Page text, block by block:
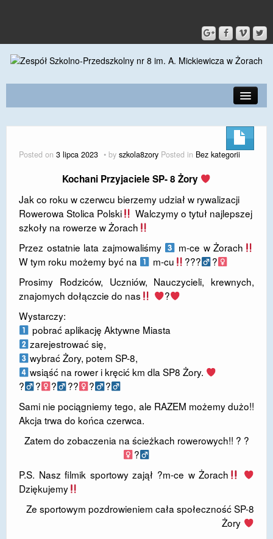
DLA RODZICÓW I UCZNIÓW
DLA PRACOWNIKÓW
GALERIA
SPORT
DOSTĘPNOŚĆ
POLITYKA PRYWATNOŚCI
RODO
EGZAMIN ÓSMOKLASISTY
STANDARDY OCHRONY MAŁOLETNICH
PROJEKT ,,SZKOŁY Z JAKOŚCIĄ – ROZWÓJ
KSZTAŁCENIA OGÓLNEGO NA TERENIE MIASTA
ŻORY”
REKRUTACJA 2026/2027
mLegitymacja
Posted on 3 lipca 2023 by szkola8zory Posted in Bez kategorii
Kochani Przyjaciele SP- 8 Żory
Jak co roku w czerwcu bierzemy udział w rywalizacji
Rowerowa Stolica Polski
Walczymy o tytuł najlepszej
szkoły na rowerze w Żorach
Przez ostatnie lata zajmowaliśmy
m-ce w Żorach
W tym roku możemy być na
m-cu ???‍
?‍
Prosimy Rodziców, Uczniów, Nauczycieli, krewnych,
znajomych dołączcie do nas
?
Wystarczy:
pobrać aplikację Aktywne Miasta
zarejestrować się,
wybrać Żory, potem SP-8,
wsiąść na rower i kręcić km dla SP8 Żory.
?‍
?‍ ?‍ ??‍ ?‍
?‍
Sami nie pociągniemy tego, ale RAZEM możemy dużo!!
Akcja trwa do końca czerwca.
Zatem do zobaczenia na ścieżkach rowerowych!! ? ?‍
?‍
P.S. Nasz filmik sportowy zajął ?m-ce w Żorach
Dziękujemy
Ze sportowym pozdrowieniem cała społeczność SP-8
Żory